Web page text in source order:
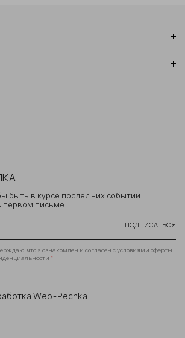
Web-Pechka
быть в курсе последних событий.
письме.
ПОДПИСАТЬСЯ
что я ознакомлен и согласен с условиями оферты
*